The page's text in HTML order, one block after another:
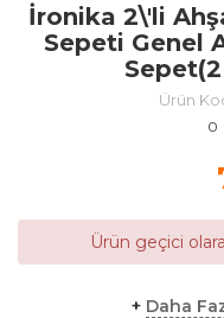
İronika 2\'li
Sepeti Genel
Ürün
0
Ürün geçici
+ Daha